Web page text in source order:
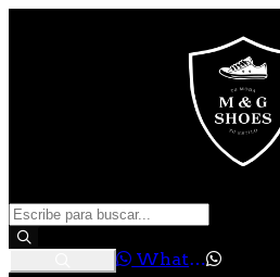
WhatsApp